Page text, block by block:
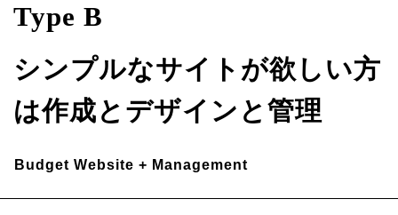
Type B
シンプルなサイトが欲しい方
は作成とデザインと管理
Budget Website + Management